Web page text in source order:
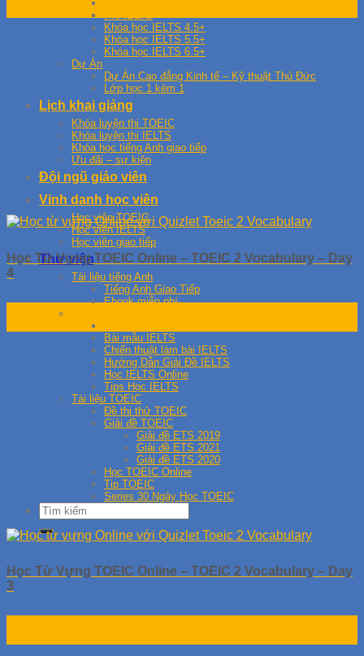
Pre IELTS
Khóa học IELTS 4.5+
Khóa học IELTS 5.5+
Khóa học IELTS 6.5+
Dự Án
Dự Án Cao đẳng Kinh tế – Kỹ thuật Thủ Đức
Lớp học 1 kèm 1
Lịch khai giảng
Khóa luyện thi TOEIC
Khóa luyện thi IELTS
Khóa học tiếng Anh giao tiếp
Ưu đãi – sự kiện
Đội ngũ giáo viên
Vinh danh học viên
Học viên TOEIC
Học viên IELTS
Học viên giao tiếp
Thư viện
Tài liệu tiếng Anh
Tiếng Anh Giao Tiếp
Ebook miễn phí
Bài mẫu IELTS
Chiến thuật làm bài IELTS
Hướng Dẫn Giải Đề IELTS
Học IELTS Online
Tips Học IELTS
Tài liệu TOEIC
Đề thi thử TOEIC
Giải đề TOEIC
Giải đề ETS 2019
Giải đề ETS 2021
Giải đề ETS 2020
Học TOEIC Online
Tip TOEIC
Series 30 Ngày Học TOEIC
Học Từ Vựng TOEIC Online – TOEIC 2 Vocabulary – Day
4
Học Từ Vựng TOEIC Online – TOEIC 2 Vocabulary – Day
3